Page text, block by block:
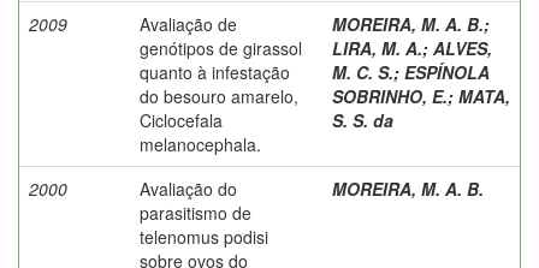
2009
Avaliação de
genótipos de girassol
quanto à infestação
do besouro amarelo,
Ciclocefala
melanocephala.
MOREIRA, M. A. B.;
LIRA, M. A.; ALVES,
M. C. S.; ESPÍNOLA
SOBRINHO, E.; MATA,
S. S. da
2000
Avaliação do
parasitismo de
telenomus podisi
sobre ovos do
MOREIRA, M. A. B.